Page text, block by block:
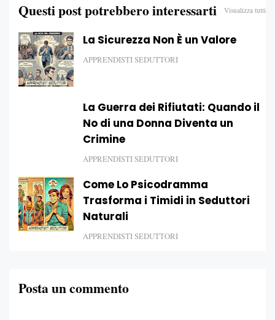
Questi post potrebbero interessarti Visualizza tutti
La Sicurezza Non È un Valore
APPRENDISTI SEDUTTORI
La Guerra dei Rifiutati: Quando il
No di una Donna Diventa un
Crimine
APPRENDISTI SEDUTTORI
Come Lo Psicodramma
Trasforma i Timidi in Seduttori
Naturali
APPRENDISTI SEDUTTORI
Posta un commento